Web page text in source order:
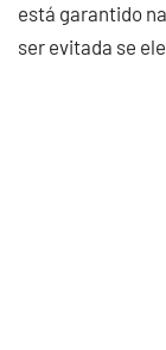
está garantido
ser evitada se